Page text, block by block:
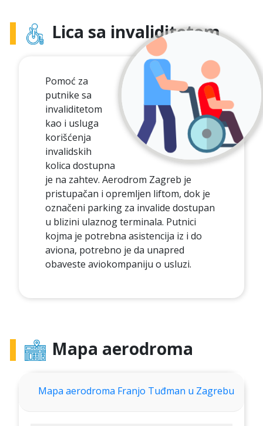
Lica sa invaliditetom
Pomoć za
putnike sa
invaliditetom
kao i usluga
korišćenja
invalidskih
kolica dostupna
je na zahtev. Aerodrom Zagreb je
pristupačan i opremljen liftom, dok je
označeni parking za invalide dostupan
u blizini ulaznog terminala. Putnici
kojma je potrebna asistencija iz i do
aviona, potrebno je da unapred
obaveste aviokompaniju o usluzi.
Mapa aerodroma
Mapa aerodroma Franjo Tuđman u Zagrebu